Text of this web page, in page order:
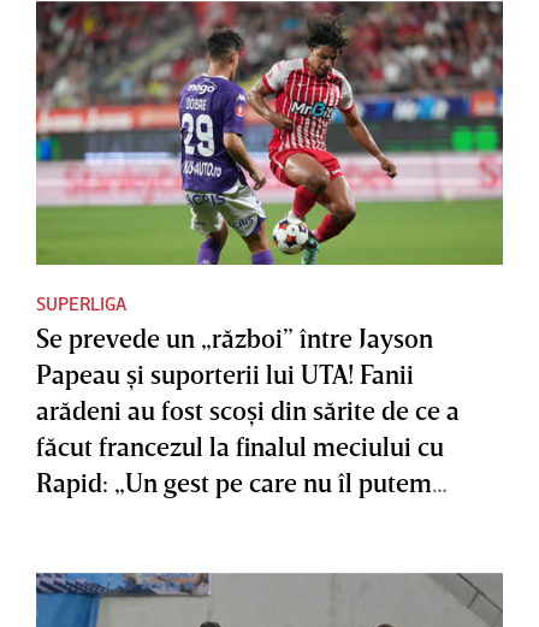
SUPERLIGA
Se prevede un „război” între Jayson
Papeau şi suporterii lui UTA! Fanii
arădeni au fost scoşi din sărite de ce a
făcut francezul la finalul meciului cu
Rapid: „Un gest pe care nu îl putem